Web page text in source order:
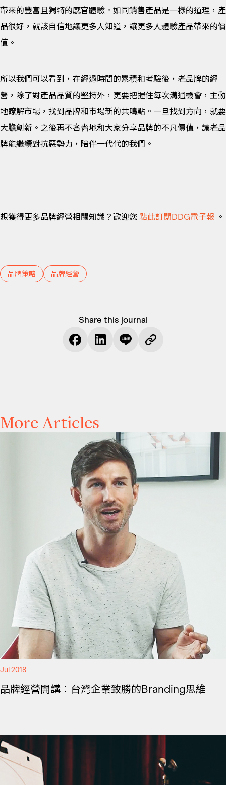
帶來的豐富且獨特的感官體驗。如同銷售產品是一樣的道理，產
品很好，就該自信地讓更多人知道，讓更多人體驗產品帶來的價
值。
所以我們可以看到，在經過時間的累積和考驗後，老品牌的經
營，除了對產品品質的堅持外，更要把握住每次溝通機會，主動
地瞭解市場，找到品牌和市場新的共鳴點。一旦找到方向，就要
大膽創新。之後再不吝嗇地和大家分享品牌的不凡價值，讓老品
牌能繼續對抗惡勢力，陪伴一代代的我們。
想獲得更多品牌經營相關知識？歡迎您 點此訂閱DDG電子報 。
品牌策略 品牌經營
Share this journal
More Articles
Jul 2018
品牌經營開講：台灣企業致勝的Branding思維